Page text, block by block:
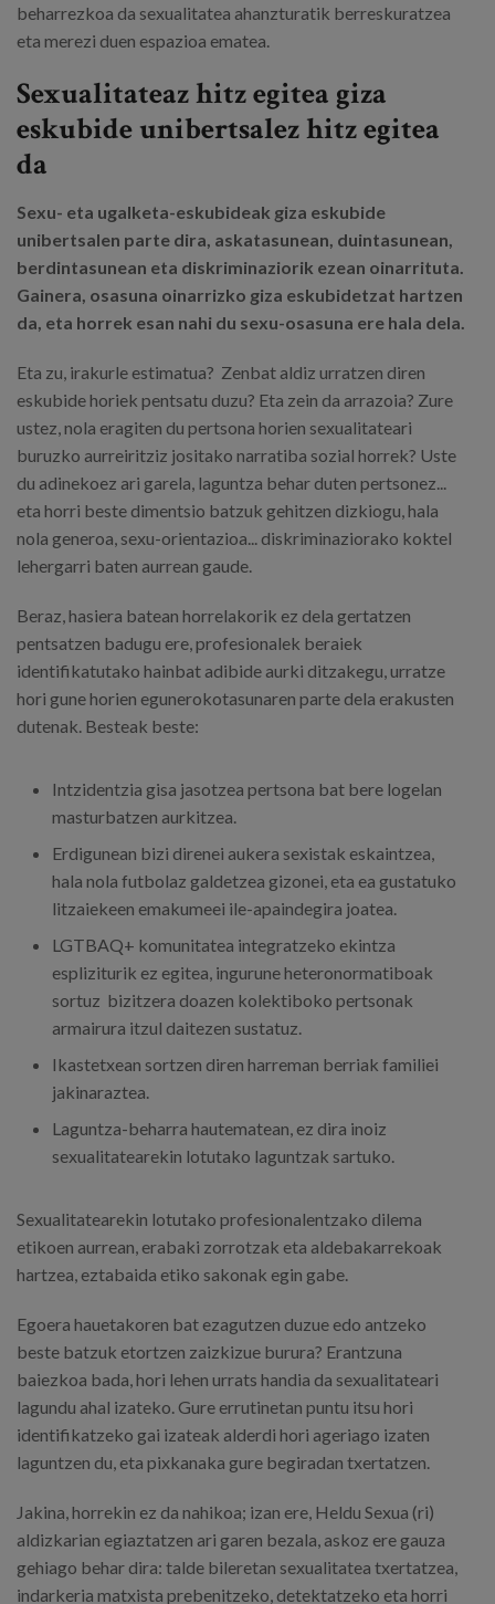
beharrezkoa da sexualitatea ahanzturatik berreskuratzea
eta merezi duen espazioa ematea.
Sexualitateaz hitz egitea giza
eskubide unibertsalez hitz egitea
da
Sexu- eta ugalketa-eskubideak giza eskubide
unibertsalen parte dira, askatasunean, duintasunean,
berdintasunean eta diskriminaziorik ezean oinarrituta.
Gainera, osasuna oinarrizko giza eskubidetzat hartzen
da, eta horrek esan nahi du sexu-osasuna ere hala dela.
Eta zu, irakurle estimatua? Zenbat aldiz urratzen diren
eskubide horiek pentsatu duzu? Eta zein da arrazoia? Zure
ustez, nola eragiten du pertsona horien sexualitateari
buruzko aurreiritziz jositako narratiba sozial horrek? Uste
du adinekoez ari garela, laguntza behar duten pertsonez...
eta horri beste dimentsio batzuk gehitzen dizkiogu, hala
nola generoa, sexu-orientazioa... diskriminaziorako koktel
lehergarri baten aurrean gaude.
Beraz, hasiera batean horrelakorik ez dela gertatzen
pentsatzen badugu ere, profesionalek beraiek
identifikatutako hainbat adibide aurki ditzakegu, urratze
hori gune horien egunerokotasunaren parte dela erakusten
dutenak. Besteak beste:
Intzidentzia gisa jasotzea pertsona bat bere logelan
masturbatzen aurkitzea.
Erdigunean bizi direnei aukera sexistak eskaintzea,
hala nola futbolaz galdetzea gizonei, eta ea gustatuko
litzaiekeen emakumeei ile-apaindegira joatea.
LGTBAQ+ komunitatea integratzeko ekintza
espliziturik ez egitea, ingurune heteronormatiboak
sortuz bizitzera doazen kolektiboko pertsonak
armairura itzul daitezen sustatuz.
Ikastetxean sortzen diren harreman berriak familiei
jakinaraztea.
Laguntza-beharra hautematean, ez dira inoiz
sexualitatearekin lotutako laguntzak sartuko.
Sexualitatearekin lotutako profesionalentzako dilema
etikoen aurrean, erabaki zorrotzak eta aldebakarrekoak
hartzea, eztabaida etiko sakonak egin gabe.
Egoera hauetakoren bat ezagutzen duzue edo antzeko
beste batzuk etortzen zaizkizue burura? Erantzuna
baiezkoa bada, hori lehen urrats handia da sexualitateari
lagundu ahal izateko. Gure errutinetan puntu itsu hori
identifikatzeko gai izateak alderdi hori ageriago izaten
laguntzen du, eta pixkanaka gure begiradan txertatzen.
Jakina, horrekin ez da nahikoa; izan ere, Heldu Sexua (ri)
aldizkarian egiaztatzen ari garen bezala, askoz ere gauza
gehiago behar dira: talde bileretan sexualitatea txertatzea,
indarkeria matxista prebenitzeko, detektatzeko eta horri